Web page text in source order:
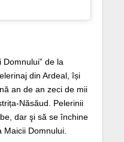
de la
din Ardeal, își
an de an zeci de mii
Năsăud. Pelerinii
dar şi să se închine
Domnului.